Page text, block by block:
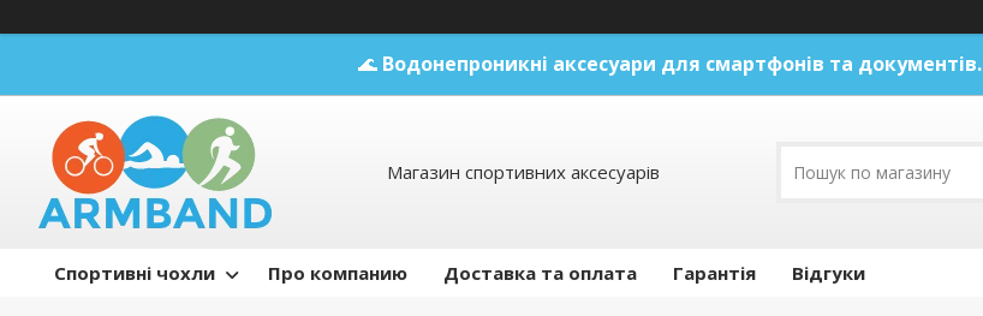
🌊 Водонепроникні аксесуари для смартфонів та документів.
Магазин спортивних аксесуарів
Спортивні чохли Про компанию Доставка та оплата Гарантія Відгуки